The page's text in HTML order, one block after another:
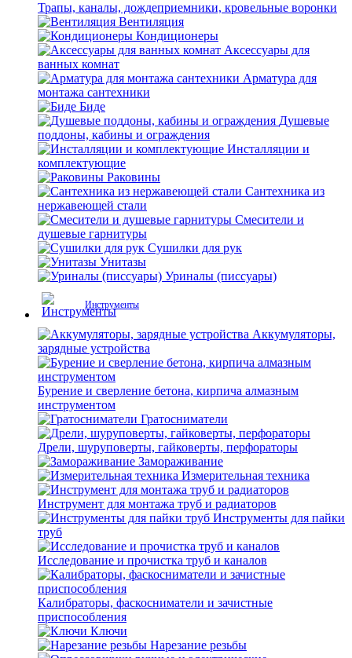
Трапы, каналы, дождеприемники, кровельные воронки
Вентиляция
Кондиционеры
Аксессуары для
ванных комнат
Арматура для
монтажа сантехники
Биде
Душевые
поддоны, кабины и ограждения
Инсталляции и
комплектующие
Раковины
Сантехника из
нержавеющей стали
Смесители и
душевые гарнитуры
Сушилки для рук
Унитазы
Уриналы (писсуары)
Инструменты
Аккумуляторы,
зарядные устройства
Бурение и сверление бетона, кирпича алмазным
инструментом
Гратосниматели
Дрели, шуруповерты, гайковерты, перфораторы
Замораживание
Измерительная техника
Инструмент для монтажа труб и радиаторов
Инструменты для пайки
труб
Исследование и прочистка труб и каналов
Калибраторы, фаскосниматели и зачистные
приспособления
Ключи
Нарезание резьбы